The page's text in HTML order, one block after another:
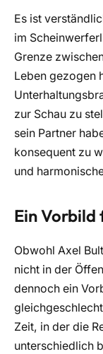
Es ist
im
Grenze
Leben gezogen
zur Schau zu
sein Partner
konsequent zu
und
Ein Vorbild
Obwohl Axel
nicht in der
dennoch ein
Zeit, in der die
unterschiedlich